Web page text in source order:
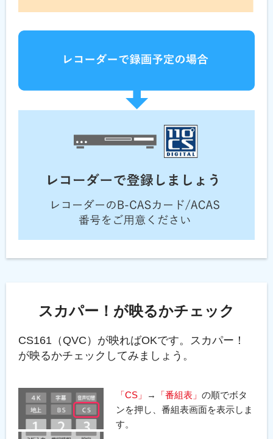
スカパー！が映るかチェック
CS161（QVC）が映ればOKです。スカパー！
が映るかチェックしてみましょう。
「CS」 → 「番組表」 の順でボタ
ンを押し、番組表画面を表示しま
す。